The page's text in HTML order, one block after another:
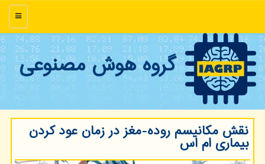
منو
گروه هوش مصنوعی
نقش مكانیسم روده-مغز در زمان عود كردن
بیماری ام اس